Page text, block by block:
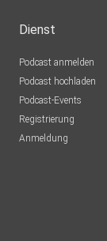
Dienst
Podcast anmelden
Podcast hochladen
Podcast-Events
Registrierung
Anmeldung